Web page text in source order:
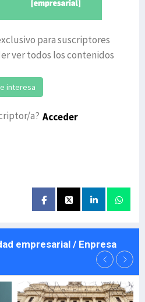
para suscriptores
ver todos los contenidos
interesa
a? Acceder
empresarial / Enpresa